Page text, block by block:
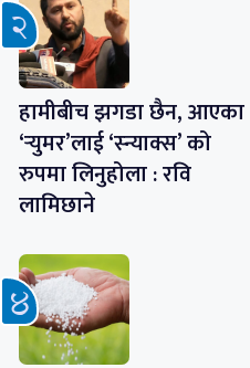
हामीबीच झगडा छैन, आएका
‘र्‍युमर’लाई ‘स्न्याक्स’ को
रुपमा लिनुहोला : रवि
लामिछाने